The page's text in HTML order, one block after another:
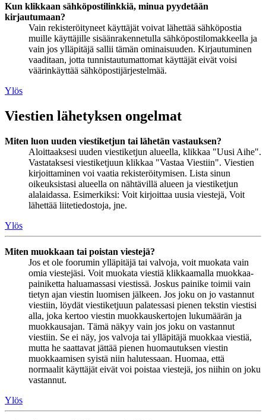
Kun klikkaan sähköpostilinkkiä, minua pyydetään
kirjautumaan?
Vain rekisteröityneet käyttäjät voivat lähettää sähköpostia
muille käyttäjille sisäänrakennetulla sähköpostilomakkeella ja
vain jos ylläpitäjä sallii tämän ominaisuuden. Kirjautuminen
vaaditaan, jotta tunnistautumattomat käyttäjät eivät voisi
väärinkäyttää sähköpostijärjestelmää.
Ylös
Viestien lähetyksen ongelmat
Miten luon uuden viestiketjun tai lähetän vastauksen?
Aloittaaksesi uuden viestiketjun alueella, klikkaa "Uusi Aihe".
Vastataksesi viestiketjuun klikkaa "Vastaa Viestiin". Viestien
kirjoittaminen voi vaatia rekisteröitymisen. Lista sinun
oikeuksistasi alueella on nähtävillä alueen ja viestiketjun
alalaidassa. Esimerkiksi: Voit kirjoittaa uusia viestejä, Voit
lähettää liitetiedostoja, jne.
Ylös
Miten muokkaan tai poistan viestejä?
Jos et ole foorumin ylläpitäjä tai valvoja, voit muokata vain
omia viestejäsi. Voit muokata viestiä klikkaamalla muokkaa-
painiketta haluamassasi viestissä. Joskus painike toimii vain
tietyn ajan viestin luomisen jälkeen. Jos joku on jo vastannut
viestiin, löydät viestiketjuun palatessasi pienen tekstin viestisi
alla, joka kertoo viestin muokkauskertojen lukumäärän ja
muokkausajan. Tämä näkyy vain jos joku on vastannut
viestiin. Se ei näy, jos valvoja tai ylläpitäjä muokkaa viestiä,
mutta he saattavat jättää pienen huomautuksen viestin
muokkaamisen syistä niin halutessaan. Huomaa, että
normaalit käyttäjät eivät voi poistaa viestejä, jos niihin on joku
vastannut.
Ylös